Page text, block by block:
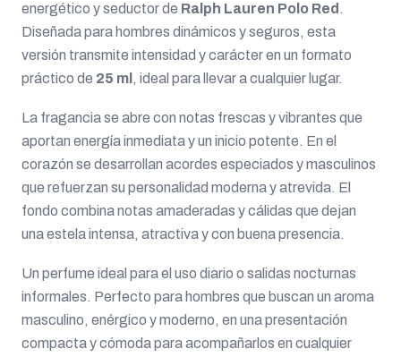
energético y seductor de Ralph Lauren Polo Red .
Diseñada para hombres dinámicos y seguros, esta
versión transmite intensidad y carácter en un formato
práctico de 25 ml , ideal para llevar a cualquier lugar.
La fragancia se abre con notas frescas y vibrantes que
aportan energía inmediata y un inicio potente. En el
corazón se desarrollan acordes especiados y masculinos
que refuerzan su personalidad moderna y atrevida. El
fondo combina notas amaderadas y cálidas que dejan
una estela intensa, atractiva y con buena presencia.
Un perfume ideal para el uso diario o salidas nocturnas
informales. Perfecto para hombres que buscan un aroma
masculino, enérgico y moderno, en una presentación
compacta y cómoda para acompañarlos en cualquier